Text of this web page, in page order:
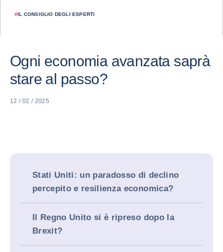
#IL CONSIGLIO DEGLI ESPERTI
Ogni economia avanzata saprà
stare al passo?
12 / 02 / 2025
Stati Uniti: un paradosso di declino
percepito e resilienza economica?
Il Regno Unito si è ripreso dopo la
Brexit?